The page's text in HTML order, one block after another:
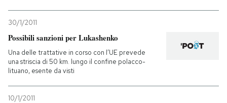
30/1/2011
Possibili sanzioni per Lukashenko
Una delle trattative in corso con l’UE prevede
una striscia di 50 km. lungo il confine polacco-
lituano, esente da visti
10/1/2011